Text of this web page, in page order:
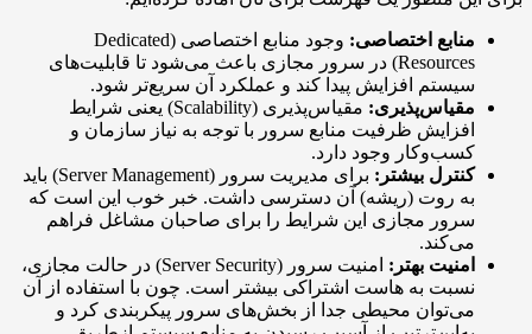
اختصاصی:
وجود منابع اختصاصی (Dedicated
Resources) در سرور مجازی باعث می‌شود تا قابلیت‌های
افزایش پیدا کند و عملکرد آن سریع‌تر شود.
مقیاس‌پذیری (Scalability) یعنی شرایط
ظرفیت منابع سرور با توجه به نیاز سازمان و
وجود دارد.
بیشتر:
برای مدیریت سرور (Server Management) باید
روت (ریشه) آن دسترسی داشت. خبر خوب این است که
مجازی این شرایط را برای صاحبان مشاغل فراهم
بهتر:
امنیت سرور (Server Security) در حالت مجازی،
به هاست اشتراکی بیشتر است. چون با استفاده از آن
محیطی جدا از بخش‌های سرور پیکربندی کرد و